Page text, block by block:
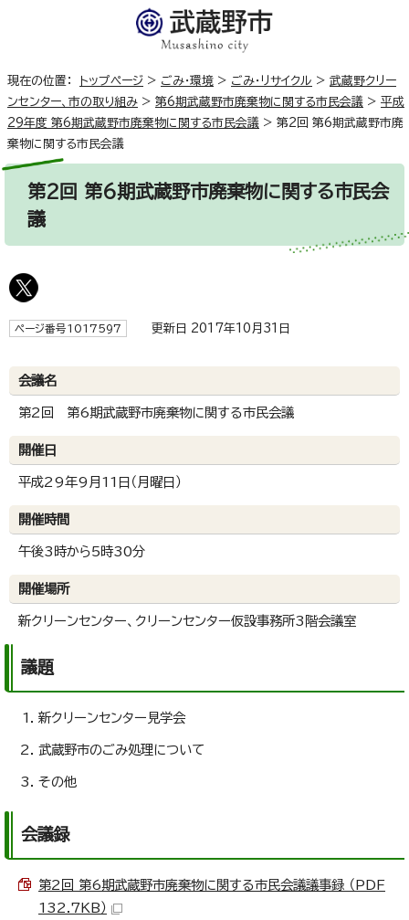
現在の位置： トップページ > ごみ・環境 > ごみ・リサイクル > 武蔵野クリー
ンセンター、市の取り組み > 第6期武蔵野市廃棄物に関する市民会議 > 平成
29年度 第6期武蔵野市廃棄物に関する市民会議 > 第2回 第6期武蔵野市廃
棄物に関する市民会議
第2回 第6期武蔵野市廃棄物に関する市民会
議
ページ番号1017597 更新日 2017年10月31日
会議名
第2回 第6期武蔵野市廃棄物に関する市民会議
開催日
平成29年9月11日（月曜日）
開催時間
午後3時から5時30分
開催場所
新クリーンセンター、クリーンセンター仮設事務所3階会議室
議題
新クリーンセンター見学会
武蔵野市のごみ処理について
その他
会議録
第2回 第6期武蔵野市廃棄物に関する市民会議議事録 （PDF
132.7KB）